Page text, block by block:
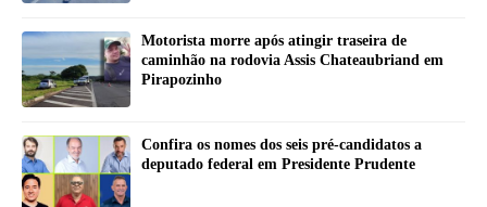
Motorista morre após atingir traseira de
caminhão na rodovia Assis Chateaubriand em
Pirapozinho
Confira os nomes dos seis pré-candidatos a
deputado federal em Presidente Prudente